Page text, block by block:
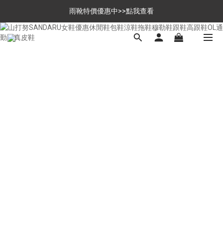
$699免運，優惠品點數5倍送
雨靴特價優惠中>>點我查看
$699免運，優惠品點數5倍送